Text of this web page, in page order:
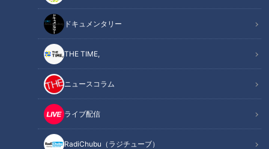
ドキュメンタリー
THE TIME,
ニュースコラム
ライブ配信
RadiChubu（ラジチューブ）
★見逃し配信【TVer】
https://tver.jp/series/sr4jyby1u3
★見逃し配信【Locipo】
https://locipo.jp/playlist/70415aa2-c481-4078-813a-
360c83668bdb
---------
🚗「歩道・車道バラエティ 道との遭遇」番組公式X
https://twitter.com/cbc_michi